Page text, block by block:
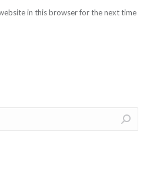
in this browser for the next time